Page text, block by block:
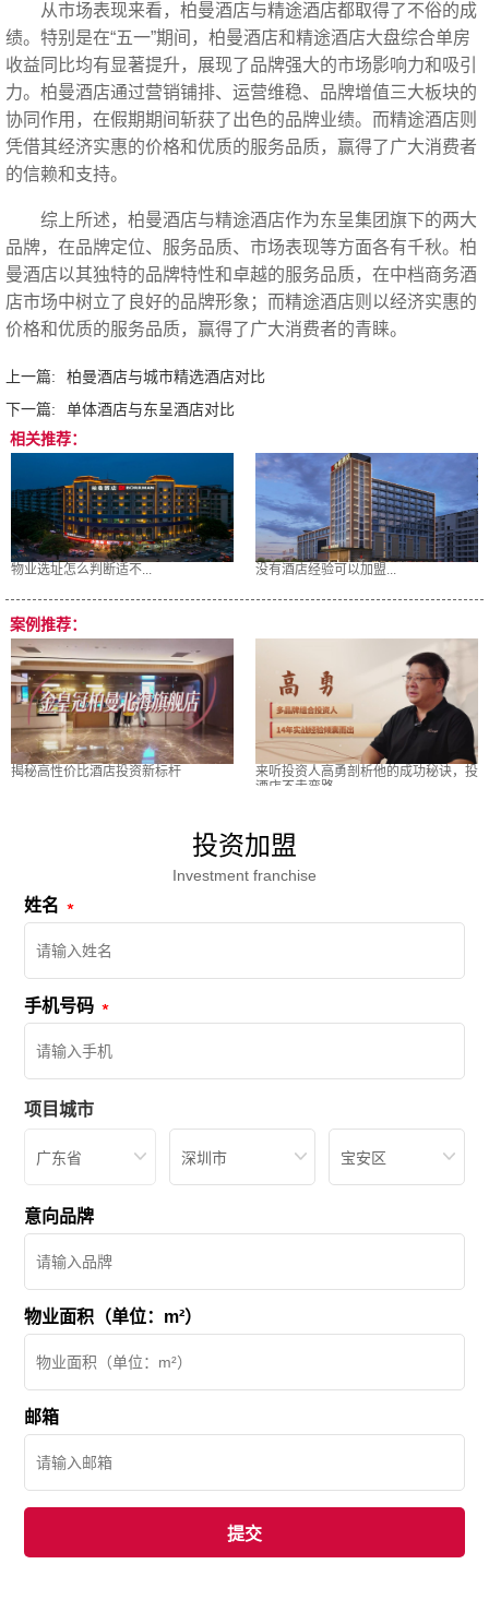
从市场表现来看，柏曼酒店与精途酒店都取得了不俗的成
绩。特别是在“五一”期间，柏曼酒店和精途酒店大盘综合单房
收益同比均有显著提升，展现了品牌强大的市场影响力和吸引
力。柏曼酒店通过营销铺排、运营维稳、品牌增值三大板块的
协同作用，在假期期间斩获了出色的品牌业绩。而精途酒店则
凭借其经济实惠的价格和优质的服务品质，赢得了广大消费者
的信赖和支持。
综上所述，柏曼酒店与精途酒店作为东呈集团旗下的两大
品牌，在品牌定位、服务品质、市场表现等方面各有千秋。柏
曼酒店以其独特的品牌特性和卓越的服务品质，在中档商务酒
店市场中树立了良好的品牌形象；而精途酒店则以经济实惠的
价格和优质的服务品质，赢得了广大消费者的青睐。
上一篇:
柏曼酒店与城市精选酒店对比
下一篇:
单体酒店与东呈酒店对比
相关推荐：
物业选址怎么判断适不... 没有酒店经验可以加盟...
案例推荐：
揭秘高性价比酒店投资新标杆
来听投资人高勇剖析他的成功秘诀，投
酒店不走弯路
投资加盟
Investment franchise
姓名
手机号码
项目城市
广东省 深圳市 宝安区
意向品牌
物业面积（单位：m²）
邮箱